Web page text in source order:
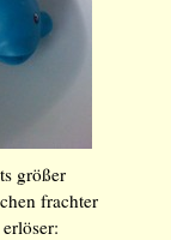
größer
frachter